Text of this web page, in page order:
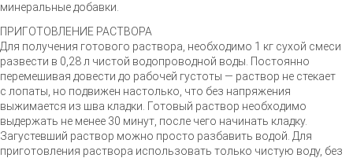
минеральные добавки.
ПРИГОТОВЛЕНИЕ РАСТВОРА
Для получения готового раствора, необходимо 1 кг сухой смеси
развести в 0,28 л чистой водопроводной воды. Постоянно
перемешивая довести до рабочей густоты — раствор не стекает
с лопаты, но подвижен настолько, что без напряжения
выжимается из шва кладки. Готовый раствор необходимо
выдержать не менее 30 минут, после чего начинать кладку.
Загустевший раствор можно просто разбавить водой. Для
приготовления раствора использовать только чистую воду, без